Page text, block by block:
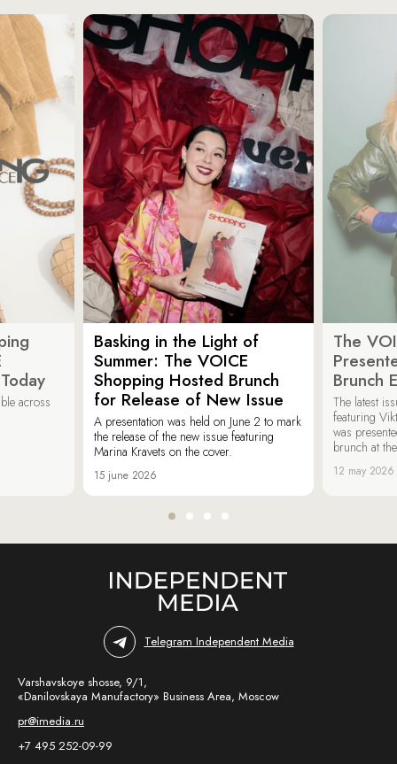
across
Basking in the Light of
Summer: The VOICE
Shopping Hosted Brunch
for Release of New Issue
A presentation was held on June 2 to mark
the release of the new issue featuring
Marina Kravets on the cover.
15 june 2026
The
Brunch
The latest
featuring
was
brunch at
12 may 2026
Telegram Independent Media
Varshavskoye shosse, 9/1,
«Danilovskaya Manufactory» Business Area, Moscow
pr@imedia.ru
+7 495 252-09-99